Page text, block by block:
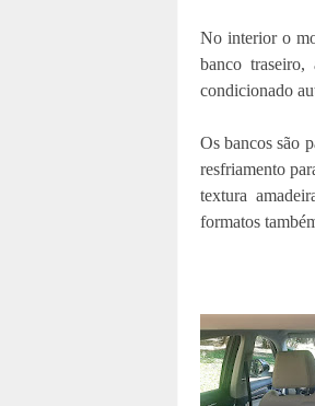
No interior o
banco
condicionado
Os bancos são
resfriamento
textura
formatos